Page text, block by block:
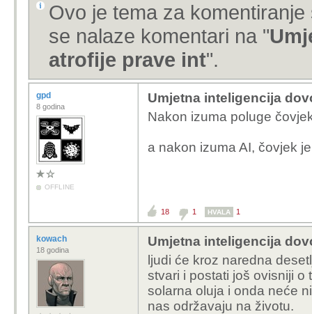
Ovo je tema za
se nalaze komentari na "
atrofije prave int".
gpd
8 godina
OFFLINE
Umjetna inteligencija
Nakon izuma poluge
a nakon izuma AI, čovjek
18 1 HVALA 1
kowach
18 godina
Umjetna inteligencija
ljudi će kroz naredna
stvari i postati još ovisniji o
solarna oluja i onda neće
nas održavaju na životu.